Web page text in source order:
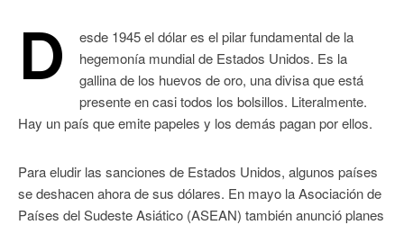
D
esde 1945 el dólar es el pilar fundamental de la
hegemonía mundial de Estados Unidos. Es la
gallina de los huevos de oro, una divisa que está
presente en casi todos los bolsillos. Literalmente.
Hay un país que emite papeles y los demás pagan por ellos.
Para eludir las sanciones de Estados Unidos, algunos países
se deshacen ahora de sus dólares. En mayo la Asociación de
Países del Sudeste Asiático (ASEAN) también anunció planes